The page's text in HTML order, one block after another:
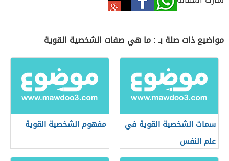
مواضيع ذات صلة بـ : ما هي صفات الشخصية القوية
سمات الشخصية القوية في
علم النفس
مفهوم الشخصية القوية